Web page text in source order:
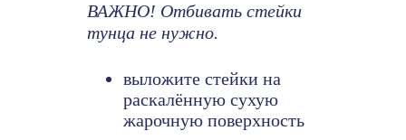
ВАЖНО! Отбивать стейки
тунца не нужно.
выложите стейки на
раскалённую сухую
жарочную поверхность